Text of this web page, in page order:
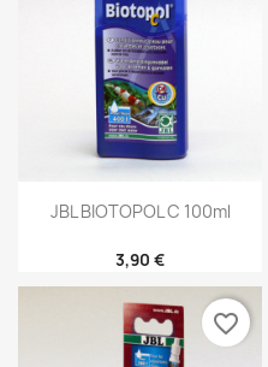
JBL BIOTOPOL C 100ml
3,90 €
favorite_border